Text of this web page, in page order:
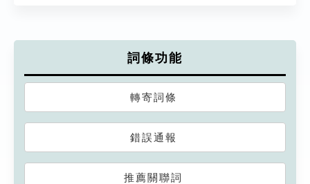
詞條功能
轉寄詞條
錯誤通報
推薦關聯詞